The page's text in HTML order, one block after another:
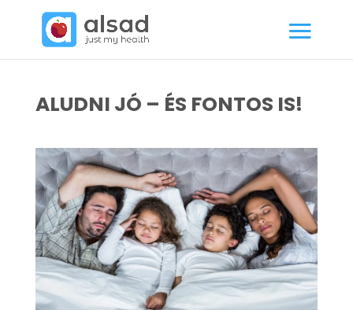
ALUDNI JÓ – ÉS FONTOS IS!